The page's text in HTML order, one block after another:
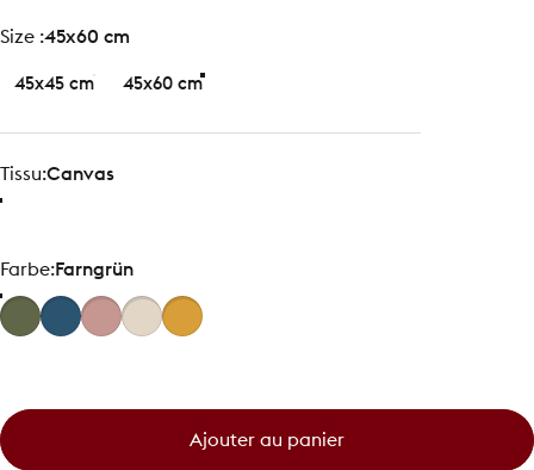
size
Size :45x60 cm
45x45 cm 45x60 cm
Tissu
Tissu:Canvas
Farbe
Farbe:Farngrün
Ajouter au panier